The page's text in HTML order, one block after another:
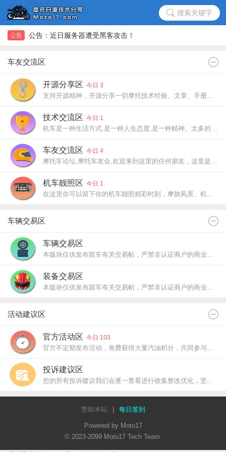
搜索关键字
公告
公告：近日服务器遭受黑客攻击！
车友交流区
开源分享区 今日 3
支持开源精神，开源分享一切摩托技术经验、文章、手册，以技服人。
技术交流区 今日 1
机车是一种生活方式,是一种人生态度,是一种精神。太多的人和故事,我相信,机车的存在,会让世界改变
车友交流区 今日 4
摩托车论坛,摩托车友会,欢迎来到这里的任何朋友，这里是你们的网上家园，请留下你的介绍，让大家认识你，了解你
机车靓照区 今日 1
在这里你可以留下你的机车靓照精彩时刻，摩旅风景、机车摄影、机车航拍、跑山靓照、机车美女等艺术照片
车辆交易区
车辆交易区
本版块仅供发布跟车有关交易帖，严禁非认证商户的商业行为
装备交易区
本版块仅供发布跟车有关交易帖，严禁非认证商户的商业行为
活动建议区
官方活动区 今日 103
官方不定期发布活动，免费获得大量汽油积分，共同参与，其乐无穷！
投诉建议区
您的所有投诉建议我们会逐一查看进行收集整改优化，坚持把Moto17的开源精神发扬光大。
赞助本站 每日签到
Powered by Moto17
© 2023-2099 Moto17 Tech Team.